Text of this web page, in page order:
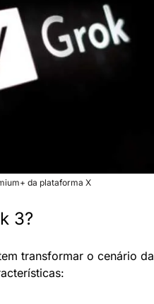
da plataforma X
3?
transformar o cenário da